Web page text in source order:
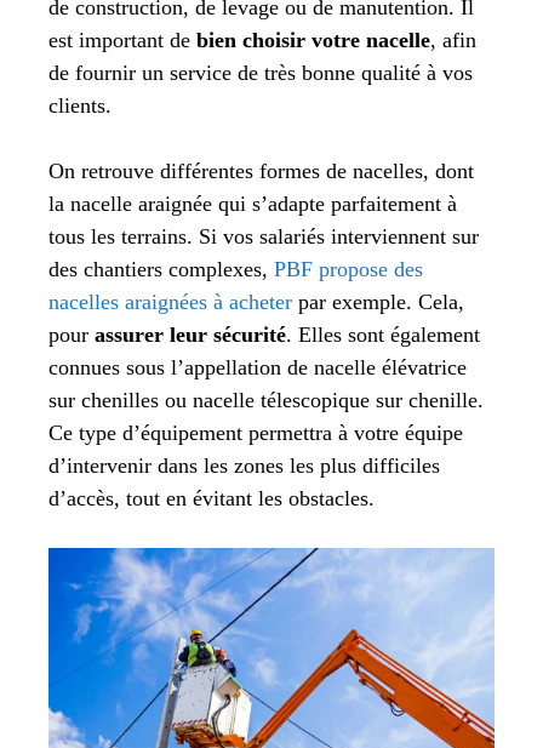
de construction, de levage ou de manutention. Il
est important de bien choisir votre nacelle, afin
de fournir un service de très bonne qualité à vos
clients.
On retrouve différentes formes de nacelles, dont
la nacelle araignée qui s’adapte parfaitement à
tous les terrains. Si vos salariés interviennent sur
des chantiers complexes, PBF propose des
nacelles araignées à acheter par exemple. Cela,
pour assurer leur sécurité. Elles sont également
connues sous l’appellation de nacelle élévatrice
sur chenilles ou nacelle télescopique sur chenille.
Ce type d’équipement permettra à votre équipe
d’intervenir dans les zones les plus difficiles
d’accès, tout en évitant les obstacles.